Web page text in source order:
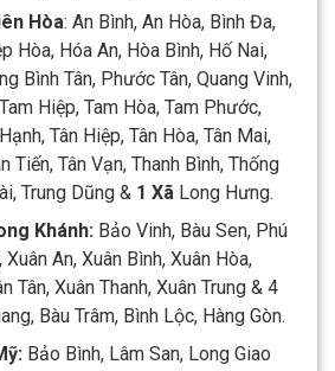
Hòa: An Bình, An Hòa, Bình Đa,
Hòa, Hóa An, Hòa Bình, Hố Nai,
Bình Tân, Phước Tân, Quang Vinh,
Hiệp, Tam Hòa, Tam Phước,
Tân Hiệp, Tân Hòa, Tân Mai,
Tiến, Tân Vạn, Thanh Bình, Thống
Trung Dũng & 1 Xã Long Hưng.
Khánh: Bảo Vinh, Bàu Sen, Phú
Xuân An, Xuân Bình, Xuân Hòa,
Tân, Xuân Thanh, Xuân Trung & 4
Bàu Trâm, Bình Lộc, Hàng Gòn.
Bảo Bình, Lâm San, Long Giao